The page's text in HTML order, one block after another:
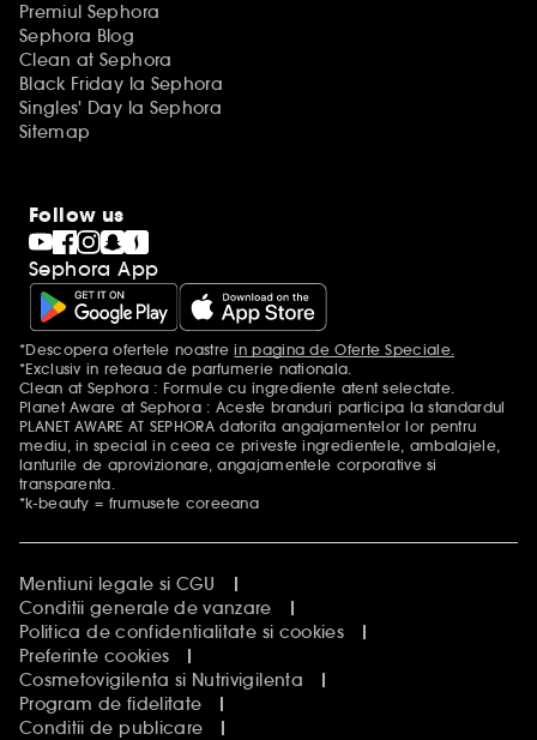
Premiul Sephora
Sephora Blog
Clean at Sephora
Black Friday la Sephora
Singles' Day la Sephora
Sitemap
Follow us
Sephora App
Mentiuni aditionale
*Descopera ofertele noastrein pagina de Oferte Speciale.
*Exclusiv in reteaua de parfumerie nationala.
Clean at Sephora : Formule cu ingrediente atent selectate.
Planet Aware at Sephora : Aceste branduri participa la standardul
PLANET AWARE AT SEPHORA datorita angajamentelor lor pentru
mediu, in special in ceea ce priveste ingredientele, ambalajele,
lanturile de aprovizionare, angajamentele corporative si
transparenta.
*k-beauty = frumusete coreeana
Mentiuni legale si CGU
Conditii generale de vanzare
Politica de confidentialitate si cookies
Preferinte cookies
Cosmetovigilenta si Nutrivigilenta
Program de fidelitate
Conditii de publicare